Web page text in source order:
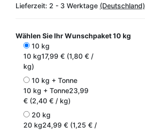
Lieferzeit: 2 - 3 Werktage (Deutschland)
Wählen Sie Ihr Wunschpaket10 kg
10 kg
10 kg17,99 € (1,80 € /
kg)
10 kg + Tonne
10 kg + Tonne23,99
€ (2,40 € / kg)
20 kg
20 kg24,99 € (1,25 € /